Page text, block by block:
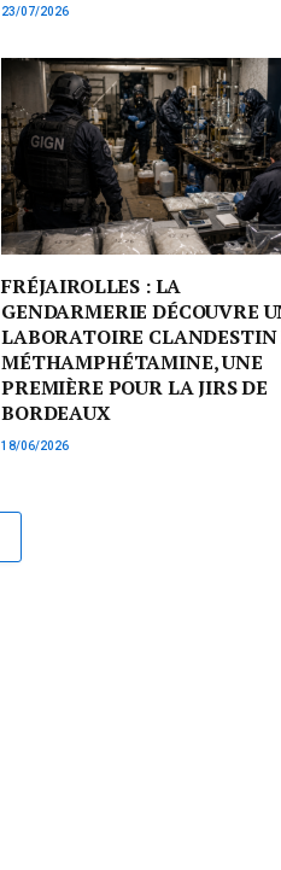
23/07/2026
FRÉJAIROLLES : LA
GENDARMERIE DÉCOUVRE
LABORATOIRE CLANDESTIN
MÉTHAMPHÉTAMINE, UNE
PREMIÈRE POUR LA JIRS DE
BORDEAUX
18/06/2026